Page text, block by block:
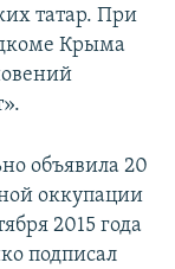
татар. При
Крыма
объявила 20
оккупации
2015 года
подписал